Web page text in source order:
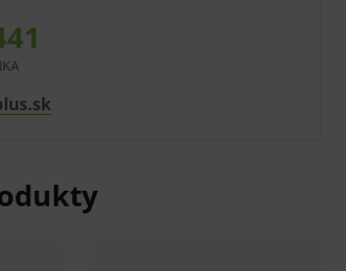
o výrobku a ak je súčasťou, tak aj
zapečateného obalu tohto
možné odstúpiť od kúpnej